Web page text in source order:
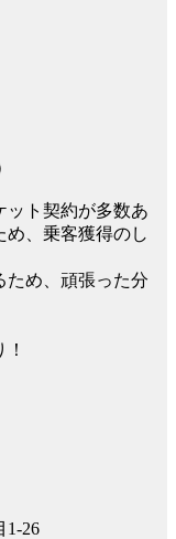
ト契約が多数あ
め、乗客獲得のし
ため、頑張った分
1-26